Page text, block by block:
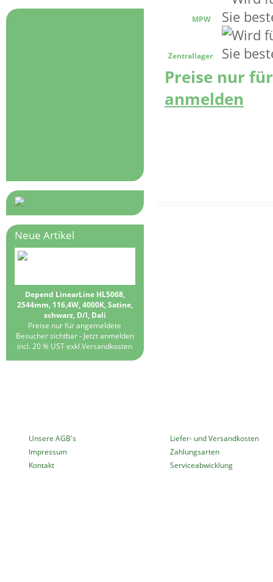
MPW
Zentrallager
Preise nur
anmelden
Neue Artikel
Depend LinearLine HL5068,
2544mm, 116,4W, 4000K, Satine,
schwarz, D/I, Dali
Preise nur für angemeldete
Besucher sichtbar - Jetzt anmelden
incl. 20 % UST exkl.Versandkosten
Unsere AGB's
Impressum
Kontakt
Liefer- und Versandkosten
Zahlungsarten
Serviceabwicklung